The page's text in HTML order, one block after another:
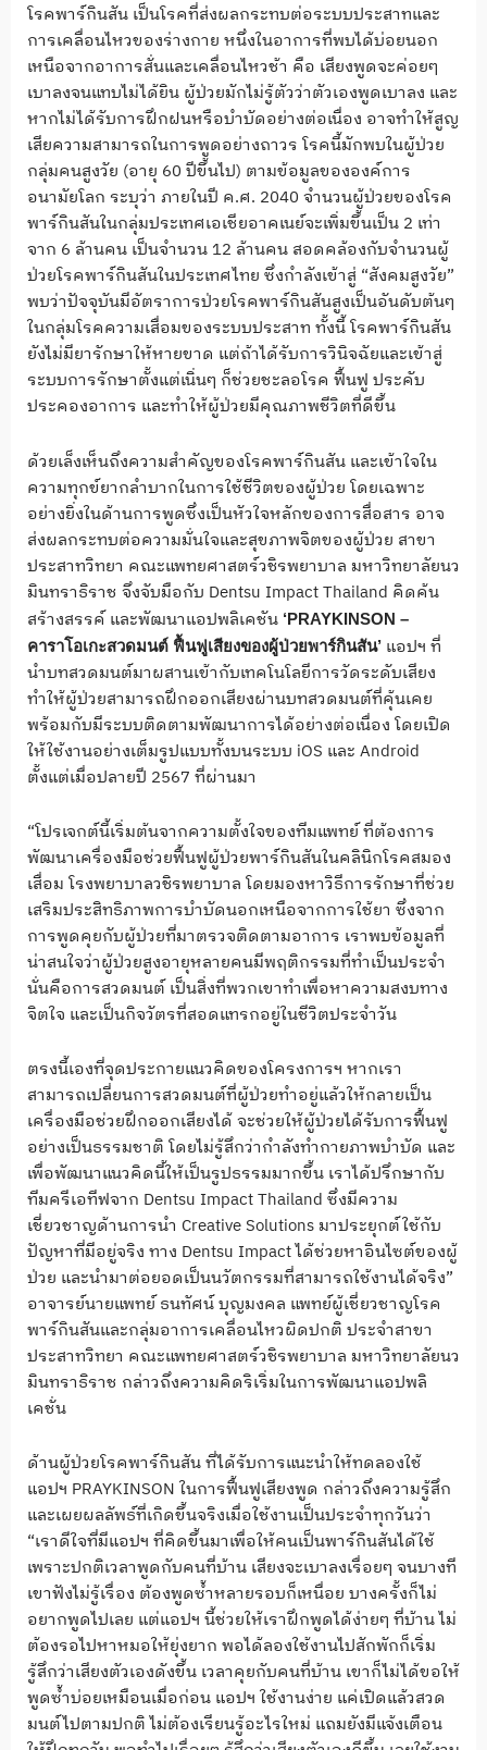
โรคพาร์กินสัน เป็นโรคที่ส่งผลกระทบต่อระบบประสาทและ
การเคลื่อนไหวของร่างกาย หนึ่งในอาการที่พบได้บ่อยนอก
เหนือจากอาการสั่นและเคลื่อนไหวช้า คือ เสียงพูดจะค่อยๆ
เบาลงจนแทบไม่ได้ยิน ผู้ป่วยมักไม่รู้ตัวว่าตัวเองพูดเบาลง และ
หากไม่ได้รับการฝึกฝนหรือบำบัดอย่างต่อเนื่อง อาจทำให้สูญ
เสียความสามารถในการพูดอย่างถาวร โรคนี้มักพบในผู้ป่วย
กลุ่มคนสูงวัย (อายุ 60 ปีขึ้นไป) ตามข้อมูลขององค์การ
อนามัยโลก ระบุว่า ภายในปี ค.ศ. 2040 จำนวนผู้ป่วยของโรค
พาร์กินสันในกลุ่มประเทศเอเชียอาคเนย์จะเพิ่มขึ้นเป็น 2 เท่า
จาก 6 ล้านคน เป็นจำนวน 12 ล้านคน สอดคล้องกับจำนวนผู้
ป่วยโรคพาร์กินสันในประเทศไทย ซึ่งกำลังเข้าสู่ “สังคมสูงวัย”
พบว่าปัจจุบันมีอัตราการป่วยโรคพาร์กินสันสูงเป็นอันดับต้นๆ
ในกลุ่มโรคความเสื่อมของระบบประสาท ทั้งนี้ โรคพาร์กินสัน
ยังไม่มียารักษาให้หายขาด แต่ถ้าได้รับการวินิจฉัยและเข้าสู่
ระบบการรักษาตั้งแต่เนิ่นๆ ก็ช่วยชะลอโรค ฟื้นฟู ประคับ
ประคองอาการ และทำให้ผู้ป่วยมีคุณภาพชีวิตที่ดีขึ้น
ด้วยเล็งเห็นถึงความสำคัญของโรคพาร์กินสัน และเข้าใจใน
ความทุกข์ยากลำบากในการใช้ชีวิตของผู้ป่วย โดยเฉพาะ
อย่างยิ่งในด้านการพูดซึ่งเป็นหัวใจหลักของการสื่อสาร อาจ
ส่งผลกระทบต่อความมั่นใจและสุขภาพจิตของผู้ป่วย สาขา
ประสาทวิทยา คณะแพทยศาสตร์วชิรพยาบาล มหาวิทยาลัยนว
มินทราธิราช จึงจับมือกับ Dentsu Impact Thailand คิดค้น
สร้างสรรค์ และพัฒนาแอปพลิเคชัน ‘PRAYKINSON –
คาราโอเกะสวดมนต์ ฟื้นฟูเสียงของผู้ป่วยพาร์กินสัน’ แอปฯ ที่
นำบทสวดมนต์มาผสานเข้ากับเทคโนโลยีการวัดระดับเสียง
ทำให้ผู้ป่วยสามารถฝึกออกเสียงผ่านบทสวดมนต์ที่คุ้นเคย
พร้อมกับมีระบบติดตามพัฒนาการได้อย่างต่อเนื่อง โดยเปิด
ให้ใช้งานอย่างเต็มรูปแบบทั้งบนระบบ iOS และ Android
ตั้งแต่เมื่อปลายปี 2567 ที่ผ่านมา
“โปรเจกต์นี้เริ่มต้นจากความตั้งใจของทีมแพทย์ ที่ต้องการ
พัฒนาเครื่องมือช่วยฟื้นฟูผู้ป่วยพาร์กินสันในคลินิกโรคสมอง
เสื่อม โรงพยาบาลวชิรพยาบาล โดยมองหาวิธีการรักษาที่ช่วย
เสริมประสิทธิภาพการบำบัดนอกเหนือจากการใช้ยา ซึ่งจาก
การพูดคุยกับผู้ป่วยที่มาตรวจติดตามอาการ เราพบข้อมูลที่
น่าสนใจว่าผู้ป่วยสูงอายุหลายคนมีพฤติกรรมที่ทำเป็นประจำ
นั่นคือการสวดมนต์ เป็นสิ่งที่พวกเขาทำเพื่อหาความสงบทาง
จิตใจ และเป็นกิจวัตรที่สอดแทรกอยู่ในชีวิตประจำวัน
ตรงนี้เองที่จุดประกายแนวคิดของโครงการฯ หากเรา
สามารถเปลี่ยนการสวดมนต์ที่ผู้ป่วยทำอยู่แล้วให้กลายเป็น
เครื่องมือช่วยฝึกออกเสียงได้ จะช่วยให้ผู้ป่วยได้รับการฟื้นฟู
อย่างเป็นธรรมชาติ โดยไม่รู้สึกว่ากำลังทำกายภาพบำบัด และ
เพื่อพัฒนาแนวคิดนี้ให้เป็นรูปธรรมมากขึ้น เราได้ปรึกษากับ
ทีมครีเอทีฟจาก Dentsu Impact Thailand ซึ่งมีความ
เชี่ยวชาญด้านการนำ Creative Solutions มาประยุกต์ใช้กับ
ปัญหาที่มีอยู่จริง ทาง Dentsu Impact ได้ช่วยหาอินไซต์ของผู้
ป่วย และนำมาต่อยอดเป็นนวัตกรรมที่สามารถใช้งานได้จริง”
อาจารย์นายแพทย์ ธนทัศน์ บุญมงคล แพทย์ผู้เชี่ยวชาญโรค
พาร์กินสันและกลุ่มอาการเคลื่อนไหวผิดปกติ ประจำสาขา
ประสาทวิทยา คณะแพทยศาสตร์วชิรพยาบาล มหาวิทยาลัยนว
มินทราธิราช กล่าวถึงความคิดริเริ่มในการพัฒนาแอปพลิ
เคชั่น
ด้านผู้ป่วยโรคพาร์กินสัน ที่ได้รับการแนะนำให้ทดลองใช้
แอปฯ PRAYKINSON ในการฟื้นฟูเสียงพูด กล่าวถึงความรู้สึก
และเผยผลลัพธ์ที่เกิดขึ้นจริงเมื่อใช้งานเป็นประจำทุกวันว่า
“เราดีใจที่มีแอปฯ ที่คิดขึ้นมาเพื่อให้คนเป็นพาร์กินสันได้ใช้
เพราะปกติเวลาพูดกับคนที่บ้าน เสียงจะเบาลงเรื่อยๆ จนบางที
เขาฟังไม่รู้เรื่อง ต้องพูดซ้ำหลายรอบก็เหนื่อย บางครั้งก็ไม่
อยากพูดไปเลย แต่แอปฯ นี้ช่วยให้เราฝึกพูดได้ง่ายๆ ที่บ้าน ไม่
ต้องรอไปหาหมอให้ยุ่งยาก พอได้ลองใช้งานไปสักพักก็เริ่ม
รู้สึกว่าเสียงตัวเองดังขึ้น เวลาคุยกับคนที่บ้าน เขาก็ไม่ได้ขอให้
พูดซ้ำบ่อยเหมือนเมื่อก่อน แอปฯ ใช้งานง่าย แค่เปิดแล้วสวด
มนต์ไปตามปกติ ไม่ต้องเรียนรู้อะไรใหม่ แถมยังมีแจ้งเตือน